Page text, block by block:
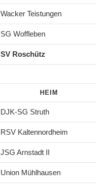
Wacker Teistungen
SG Woffleben
SV Roschütz
HEIM
DJK-SG Struth
RSV Kaltennordheim
JSG Arnstadt II
Union Mühlhausen